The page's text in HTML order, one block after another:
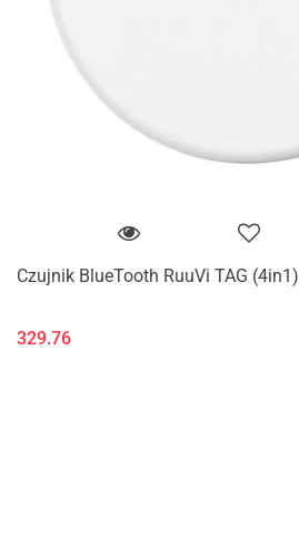
Czujnik BlueTooth RuuVi TAG (4in1)
329.76